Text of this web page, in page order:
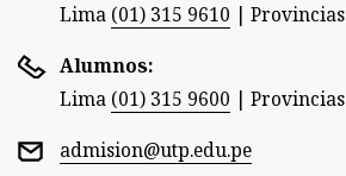
Lima (01) 315 9610 | Provincias
Alumnos:
Lima (01) 315 9600 | Provincias
admision@utp.edu.pe